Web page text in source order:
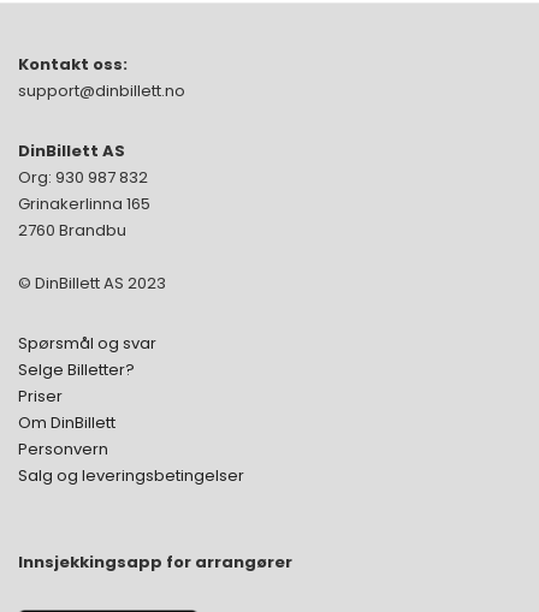
Kontakt oss:
support@dinbillett.no
DinBillett AS
Org: 930 987 832
Grinakerlinna 165
2760 Brandbu
© DinBillett AS 2023
Spørsmål og svar
Selge Billetter?
Priser
Om DinBillett
Personvern
Salg og leveringsbetingelser
Innsjekkingsapp for arrangører